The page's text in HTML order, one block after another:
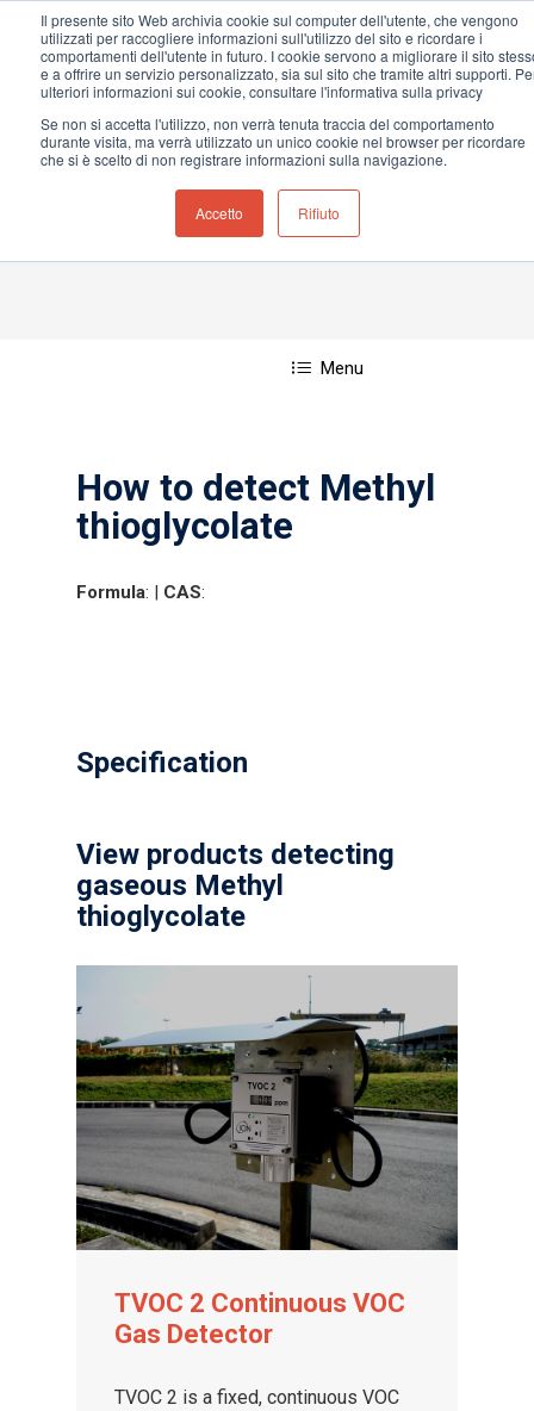
Il presente sito Web archivia cookie sul computer dell'utente, che vengono
utilizzati per raccogliere informazioni sull'utilizzo del sito e ricordare i
comportamenti dell'utente in futuro. I cookie servono a migliorare il sito
e a offrire un servizio personalizzato, sia sul sito che tramite altri supporti.
ulteriori informazioni sui cookie, consultare l'informativa sulla privacy
Se non si accetta l'utilizzo, non verrà tenuta traccia del comportamento
durante visita, ma verrà utilizzato un unico cookie nel browser per ricordare
che si è scelto di non registrare informazioni sulla navigazione.
Accetto Rifiuto
Premi Invio per cercare o ESC per chiudere
Casa»Methyl thioglycolate
Methyl thioglycolate
Menu
How to detect Methyl
thioglycolate
Formula: | CAS:
Specification
View products detecting
gaseous Methyl
thioglycolate
TVOC 2 Continuous VOC
Gas Detector
TVOC 2 is a fixed, continuous VOC